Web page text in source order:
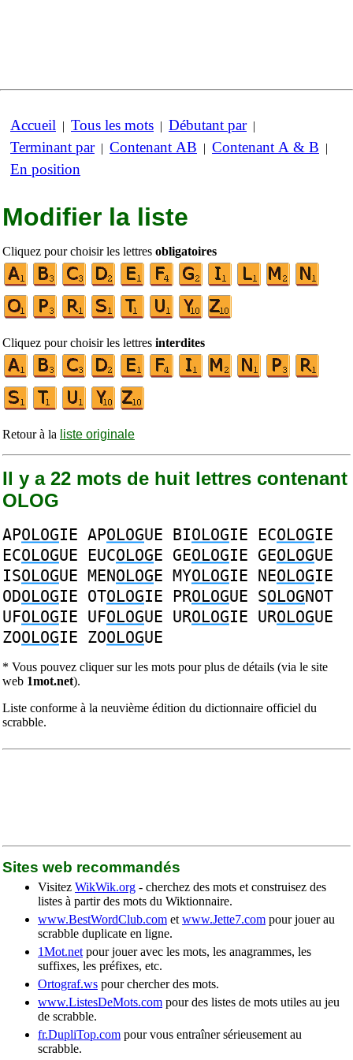
Accueil | Tous les mots | Débutant par|
Terminant par| Contenant AB | Contenant A & B |
En position
Modifier la liste
Cliquez pour choisir les lettres obligatoires
Cliquez pour choisir les lettres interdites
Retour à la liste originale
Il y a 22 mots de huit lettres contenant
OLOG
APOLOGIE APOLOGUE BIOLOGIE ECOLOGIE
ECOLOGUE EUCOLOGE GEOLOGIE GEOLOGUE
ISOLOGUE MENOLOGE MYOLOGIE NEOLOGIE
ODOLOGIE OTOLOGIE PROLOGUE SOLOGNOT
UFOLOGIE UFOLOGUE UROLOGIE UROLOGUE
ZOOLOGIE ZOOLOGUE
* Vous pouvez cliquer sur les mots pour plus de détails (via le site
web 1mot.net).
Liste conforme à la neuvième édition du dictionnaire officiel du
scrabble.
Sites web recommandés
Visitez WikWik.org - cherchez des mots et construisez des
listes à partir des mots du Wiktionnaire.
www.BestWordClub.com et www.Jette7.com pour jouer au
scrabble duplicate en ligne.
1Mot.net pour jouer avec les mots, les anagrammes, les
suffixes, les préfixes, etc.
Ortograf.ws pour chercher des mots.
www.ListesDeMots.com pour des listes de mots utiles au jeu
de scrabble.
fr.DupliTop.com pour vous entraîner sérieusement au
scrabble.